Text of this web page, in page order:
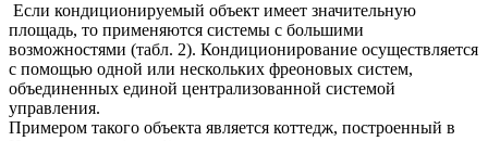
Если кондиционируемый объект имеет значительную
площадь, то применяются системы с большими
возможностями (табл. 2). Кондиционирование осуществляется
с помощью одной или нескольких фреоновых систем,
объединенных единой централизованной системой
управления.
Примером такого объекта является коттедж, построенный в